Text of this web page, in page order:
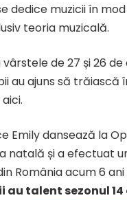
dedice muzicii în
teoria muzicală.
de 27 și 26 de
au ajuns să
dansează la
natală și a efectuat
România acum 6 ani
au talent sezonul 14